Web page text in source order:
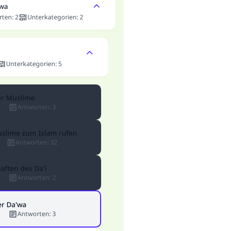
:2 Unterkategorien: 2
Unterkategorien:5
Muslime
Antworten: 3
zum Islam rufen
Antworten: 32
des Da'i
Antworten: 2
Da'wa
Antworten:3
Die Antwort Nr. 110845 rettete eine Ehe.
Der Prophet -Allahs Segen und Frieden auf ihm- sagte:
"Wer zum Guten aufruft, hat den Lohn desjenigen, der sie
(MUSLIM 1893)
Beitrag dazu